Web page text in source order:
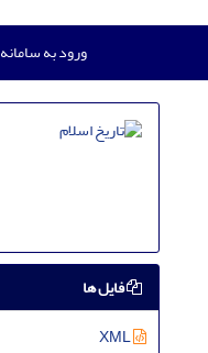
ورود به سامانه
فایل ها
XML